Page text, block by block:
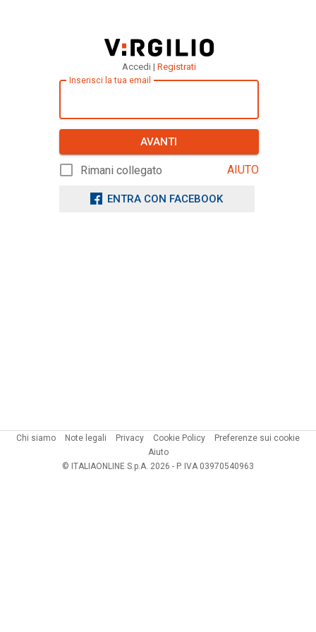
Accedi | Registrati
Inserisci la tua email
AVANTI
Rimani collegato AIUTO
ENTRA CON FACEBOOK
Chi siamo Note legali Privacy Cookie Policy
Preferenze sui cookie
Aiuto
© ITALIAONLINE S.p.A. 2026 - P. IVA 03970540963